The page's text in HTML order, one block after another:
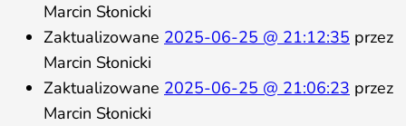
Marcin Słonicki
Zaktualizowane 2025-06-25 @ 21:12:35 przez
Marcin Słonicki
Zaktualizowane 2025-06-25 @ 21:06:23 przez
Marcin Słonicki